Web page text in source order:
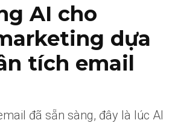
AI cho
dựa
tích email
đã sẵn sàng, đây là lúc AI